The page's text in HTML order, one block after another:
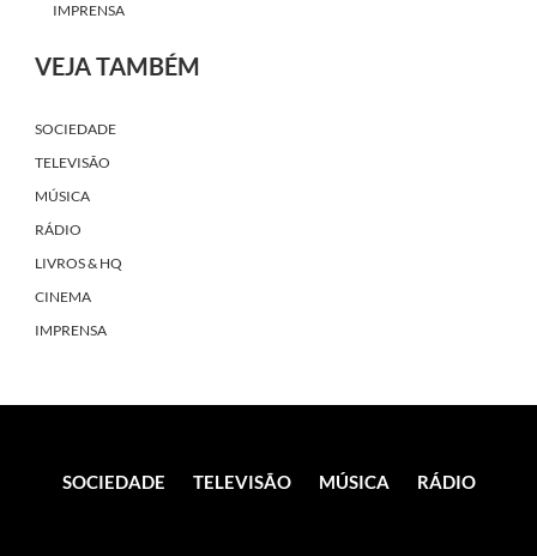
IMPRENSA
VEJA TAMBÉM
SOCIEDADE
TELEVISÃO
MÚSICA
RÁDIO
LIVROS & HQ
CINEMA
IMPRENSA
SOCIEDADE TELEVISÃO MÚSICA RÁDIO